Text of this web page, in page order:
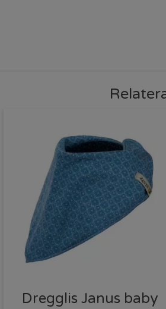
Dregglis Janus baby